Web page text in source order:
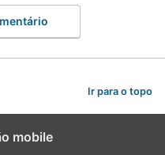
Ir para o topo
mobile